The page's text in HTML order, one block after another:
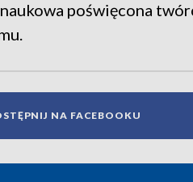
poświęcona
NA FACEBOOKU